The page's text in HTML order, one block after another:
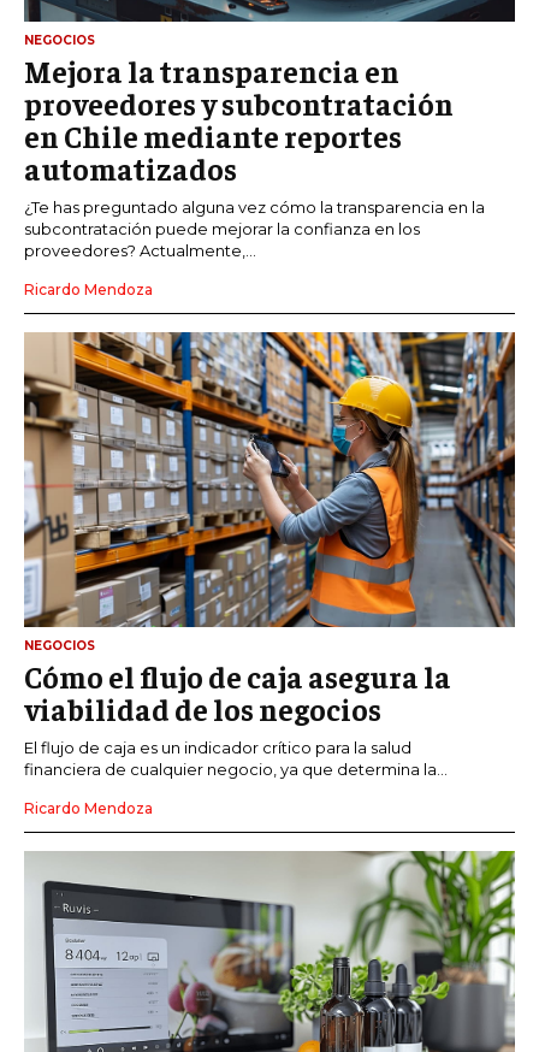
NEGOCIOS
Mejora la transparencia en
proveedores y subcontratación
en Chile mediante reportes
automatizados
¿Te has preguntado alguna vez cómo la transparencia en la
subcontratación puede mejorar la confianza en los
proveedores? Actualmente,...
Ricardo Mendoza
NEGOCIOS
Cómo el flujo de caja asegura la
viabilidad de los negocios
El flujo de caja es un indicador crítico para la salud
financiera de cualquier negocio, ya que determina la...
Ricardo Mendoza